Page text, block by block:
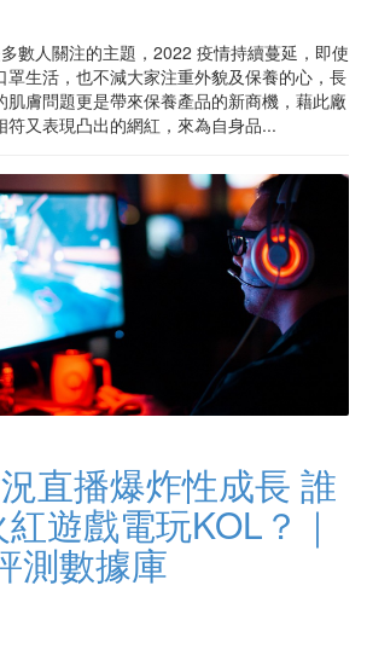
數人關注的主題，2022 疫情持續蔓延，即使
罩生活，也不減大家注重外貌及保養的心，長
肌膚問題更是帶來保養產品的新商機，藉此廠
符又表現凸出的網紅，來為自身品...
直播爆炸性成長 誰
遊戲電玩KOL？｜
測數據庫